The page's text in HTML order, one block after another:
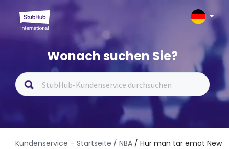
Wonach suchen Sie?
Kundenservice – Startseite / NBA / Hur man tar emot New